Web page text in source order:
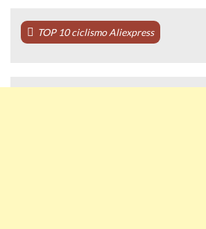
TOP 10 ciclismo Aliexpress